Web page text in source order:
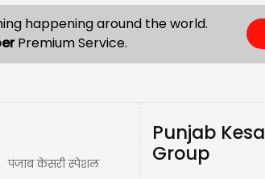
happening around the world.
Punjab Kesari